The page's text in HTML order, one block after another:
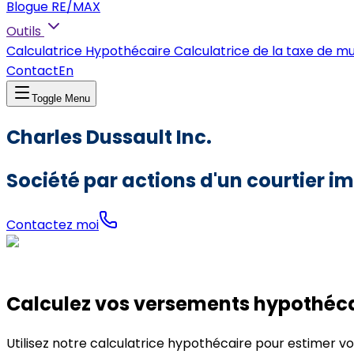
Blogue RE/MAX
Outils
Calculatrice HypothécaireCalculatrice de la taxe de
ContactEn
Toggle Menu
Charles Dussault Inc.
Société par actions d'un courtier
Contactez moi
Calculez vos versements
Utilisez notre calculatrice hypothécaire pour estimer